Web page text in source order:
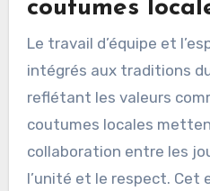
coutumes
Le travail d’équipe et
intégrés aux traditions
reflétant les valeurs
coutumes locales
collaboration entre les
l’unité et le respect. Cet